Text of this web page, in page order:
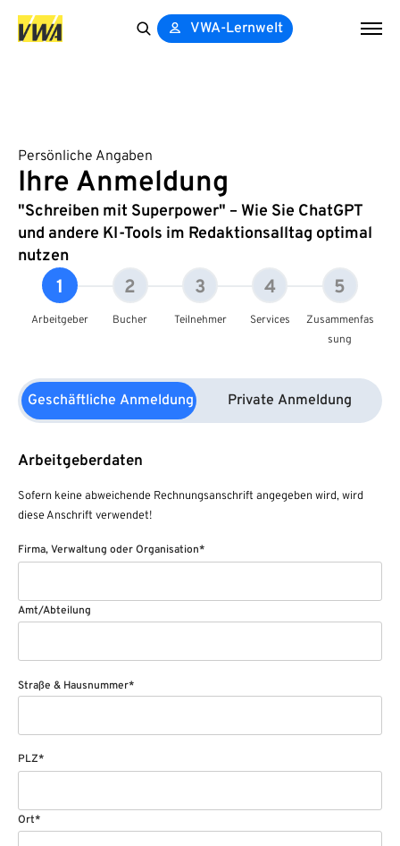
VWA-Lernwelt
Persönliche Angaben
Ihre Anmeldung
"Schreiben mit Superpower" – Wie Sie ChatGPT
und andere KI-Tools im Redaktionsalltag optimal
nutzen
1
Arbeitgeber
2
Bucher
3
Teilnehmer
4
Services
5
Zusammenfas
sung
Geschäftliche Anmeldung Private Anmeldung
Arbeitgeberdaten
Sofern keine abweichende Rechnungsanschrift angegeben wird, wird
diese Anschrift verwendet!
Firma, Verwaltung oder Organisation*
Amt/Abteilung
Straße & Hausnummer*
PLZ*
Ort*